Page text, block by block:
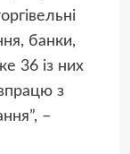
банки,
36 із них
з
–